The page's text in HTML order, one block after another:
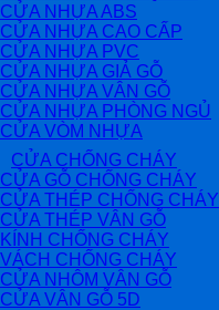
CỬA NHỰA ABS
CỬA NHỰA CAO CẤP
CỬA NHỰA PVC
CỬA NHỰA GIẢ GỖ
CỬA NHỰA VÂN GỖ
CỬA NHỰA PHÒNG NGỦ
CỬA VÒM NHỰA
CỬA CHỐNG CHÁY
CỬA GỖ CHỐNG CHÁY
CỬA THÉP CHỐNG CHÁY
CỬA THÉP VÂN GỖ
KÍNH CHỐNG CHÁY
VÁCH CHỐNG CHÁY
CỬA NHÔM VÂN GỖ
CỬA VÂN GỖ 5D